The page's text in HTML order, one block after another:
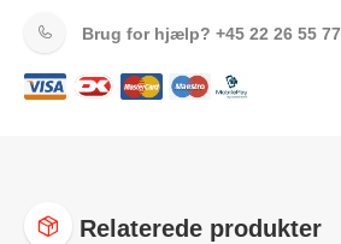
Brug for hjælp? +45 22 26 55 77
Relaterede produkter